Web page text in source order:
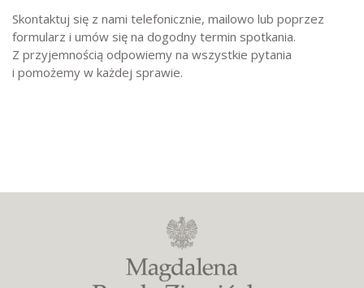
Skontaktuj się z nami telefonicznie, mailowo lub poprzez
formularz i umów się na dogodny termin spotkania.
Z przyjemnością odpowiemy na wszystkie pytania
i pomożemy w każdej sprawie.